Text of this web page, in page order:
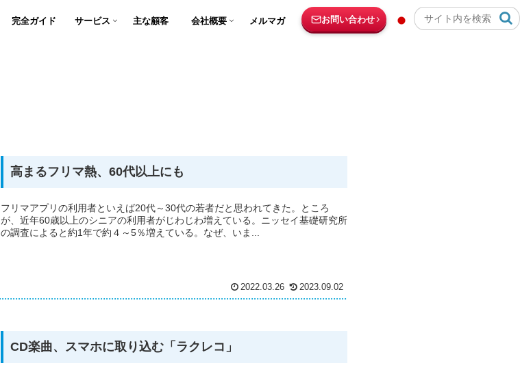
完全ガイド サービス 主な顧客 会社概要 メルマガ お問い合わせ
高まるフリマ熱、60代以上にも
フリマアプリの利用者といえば20代～30代の若者だと思われてきた。ところ
が、近年60歳以上のシニアの利用者がじわじわ増えている。ニッセイ基礎研究所
の調査によると約1年で約４～5％増えている。なぜ、いま...
2022.03.26 2023.09.02
CD楽曲、スマホに取り込む「ラクレコ」